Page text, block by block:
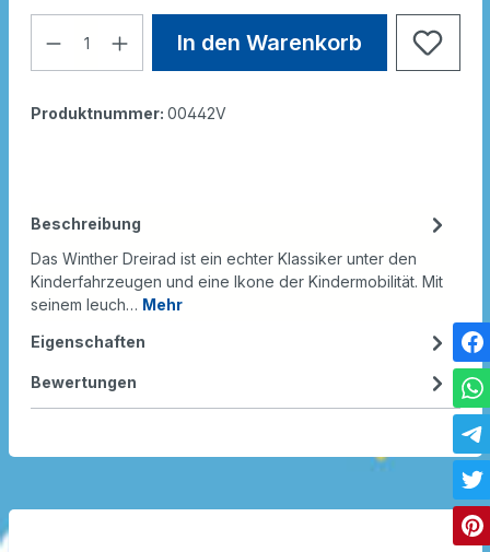
In den Warenkorb
Produktnummer: 00442V
Beschreibung
Das Winther Dreirad ist ein echter Klassiker unter den
Kinderfahrzeugen und eine Ikone der Kindermobilität. Mit
seinem leuch… Mehr
Eigenschaften
Bewertungen